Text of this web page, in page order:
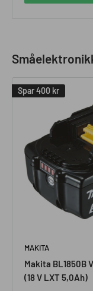
Spar400 kr
MAKITA
Makita BL1850B
(18 V LXT 5,0Ah)